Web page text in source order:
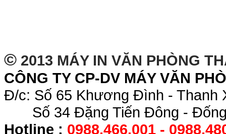
© 2013 MÁY IN VĂN PHÒNG
CÔNG TY CP-DV MÁY VĂN
Đ/c: Số 65 Khương Đình - Thanh
Số 34 Đặng Tiến Đông -
Hotline : 0988.466.001 -